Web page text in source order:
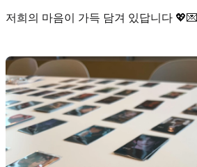
저희의 마음이 가득 담겨 있답니다 💖💌